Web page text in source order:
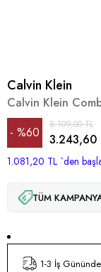
Calvin Klein
Calvin Klein
%60
İndirim
8.109,00 TL
3.243,60
1.081,20 TL `den
TÜM
1-3 İş